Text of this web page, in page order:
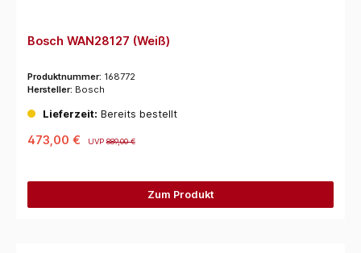
Bosch WAN28127 (Weiß)
Produktnummer: 168772
Hersteller: Bosch
Lieferzeit: Bereits bestellt
473,00 € UVP889,00 €
Zum Produkt